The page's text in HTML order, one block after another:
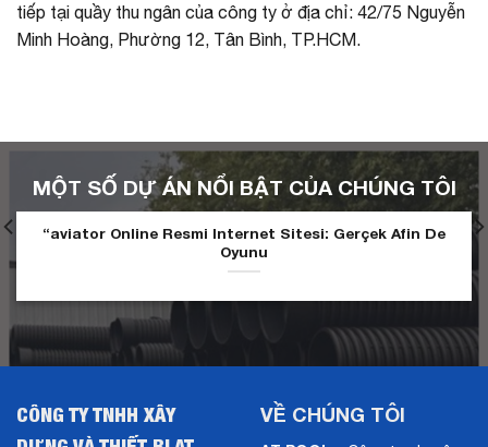
tiếp tại quầy thu ngân của công ty ở địa chỉ: 42/75 Nguyễn
Minh Hoàng, Phường 12, Tân Bình, TP.HCM.
MỘT SỐ DỰ ÁN NỔI BẬT CỦA CHÚNG TÔI
“aviator Online Resmi Internet Sitesi: Gerçek Afin De
Oyunu
CÔNG TY TNHH XÂY
VỀ CHÚNG TÔI